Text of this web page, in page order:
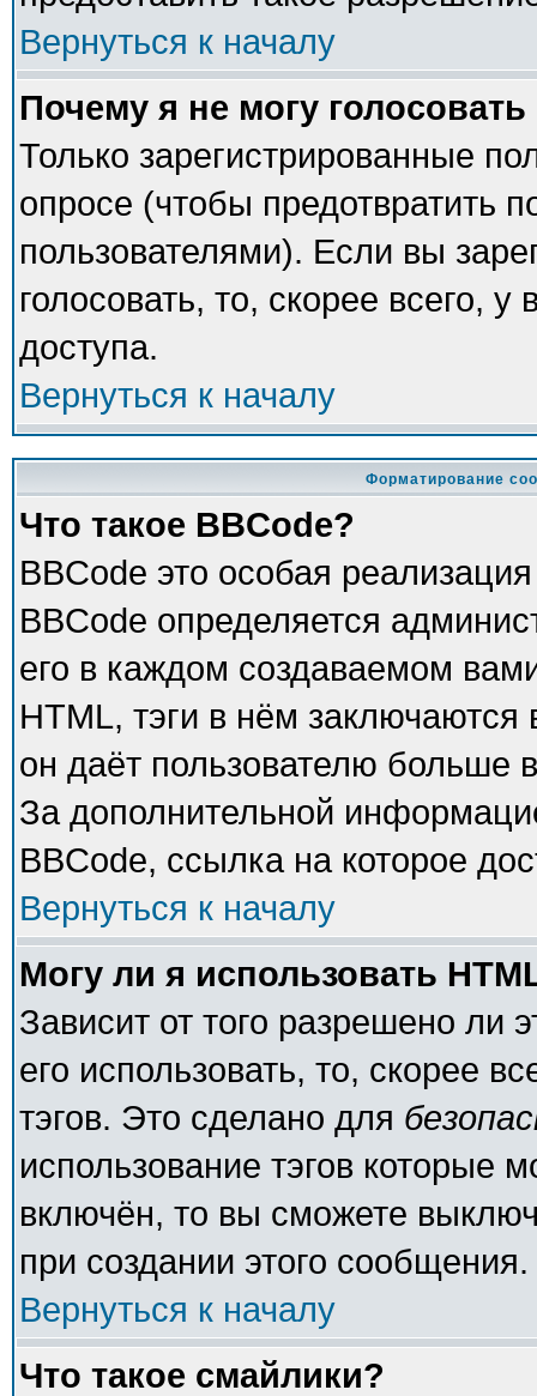
Вернуться к началу
Почему я не могу
Только зарегистрированные
опросе (чтобы предотвратить
пользователями). Если вы
голосовать, то, скорее всего,
доступа.
Вернуться к началу
Форматирование
Что такое BBCode?
BBCode это особая
BBCode определяется
его в каждом создаваемом
HTML, тэги в нём
он даёт пользователю больше
За дополнительной
BBCode, ссылка на которое
Вернуться к началу
Могу ли я использовать
Зависит от того разрешено ли
его использовать, то, скорее
тэгов. Это сделано для
использование тэгов которые
включён, то вы сможете
при создании этого сообщения.
Вернуться к началу
Что такое смайлики?